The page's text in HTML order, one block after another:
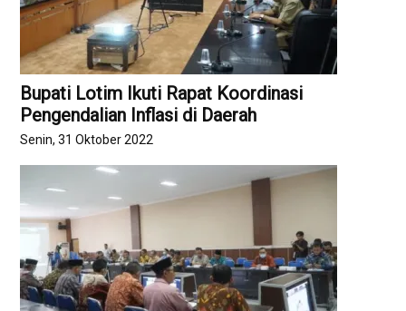
Bupati Lotim Ikuti Rapat Koordinasi
Pengendalian Inflasi di Daerah
Senin, 31 Oktober 2022